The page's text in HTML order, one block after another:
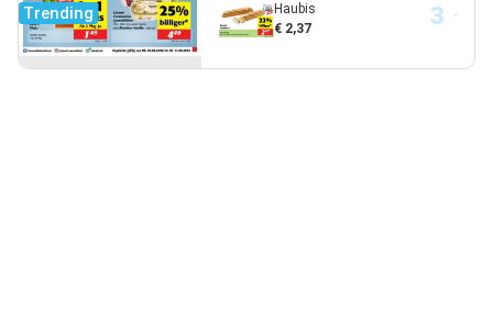
Trending
Haubis
€ 2,37